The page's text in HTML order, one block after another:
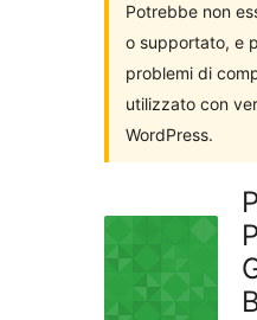
Potrebbe non
o supportato, e
problemi di
utilizzato con
WordPress.